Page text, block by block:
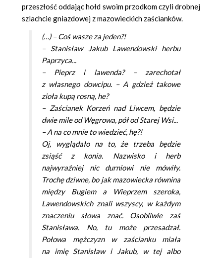
przeszłość oddając hołd swoim przodkom czyli drobnej
szlachcie gniazdowej z mazowieckich zaścianków.
(…) – Coś wasze za jeden?!
– Stanisław Jakub Lawendowski herbu
Paprzyca...
– Pieprz i lawenda? – zarechotał
z własnego dowcipu. – A gdzież takowe
zioła kupą rosną, he?
– Zaścianek Korzeń nad Liwcem, będzie
dwie mile od Węgrowa, pół od Starej Wsi...
– A na co mnie to wiedzieć, hę?!
Oj, wyglądało na to, że trzeba będzie
zsiąść z konia. Nazwisko i herb
najwyraźniej nic durniowi nie mówiły.
Trochę dziwne, bo jak mazowiecka równina
między Bugiem a Wieprzem szeroka,
Lawendowskich znali wszyscy, w każdym
znaczeniu słowa znać. Osobliwie zaś
Stanisława. No, tu może przesadzał.
Połowa mężczyzn w zaścianku miała
na imię Stanisław i Jakub, w tej albo